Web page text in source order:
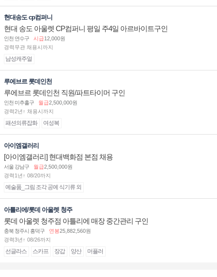
현대송도 cp컴퍼니
현대 송도 아울렛 CP컴퍼니 평일 주4일 아르바이트구인
인천 연수구 시급12,000원
경력무관 채용시까지
남성캐주얼
루에브르 롯데인천
루에브르 롯데인천 직원/파트타이머 구인
인천 미추홀구 월급2,500,000원
경력2년↑ 채용시까지
패션의류잡화 여성복
아이엠갤러리
[아이엠갤러리] 현대백화점 본점 채용
서울 강남구 월급2,500,000원
경력1년↑ 08/20까지
예술품_그림 조각 공예 식기류 외
아틀리에/롯데 아울렛 청주
롯데 아울렛 청주점 아틀리에 매장 중간관리 구인
충북 청주시 흥덕구 연봉25,882,560원
경력3년↑ 08/26까지
선글라스 스카프 장갑 양산 머플러